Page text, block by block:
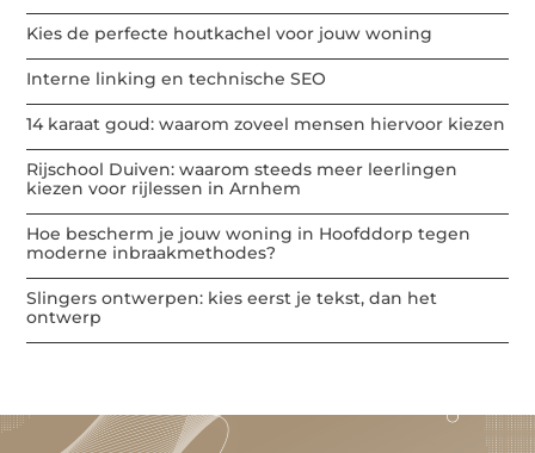
Kies de perfecte houtkachel voor jouw woning
Interne linking en technische SEO
14 karaat goud: waarom zoveel mensen hiervoor kiezen
Rijschool Duiven: waarom steeds meer leerlingen
kiezen voor rijlessen in Arnhem
Hoe bescherm je jouw woning in Hoofddorp tegen
moderne inbraakmethodes?
Slingers ontwerpen: kies eerst je tekst, dan het
ontwerp